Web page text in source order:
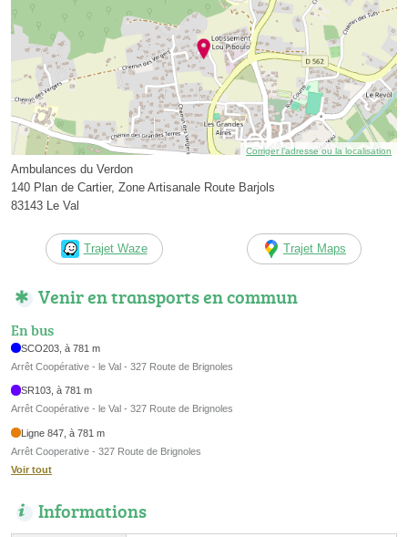
Corriger l’adresse ou la localisation
Ambulances du Verdon
140 Plan de Cartier, Zone Artisanale Route Barjols
83143 Le Val
Trajet Waze Trajet Maps
Venir en transports en commun
En bus
SCO203, à 781 m
Arrêt Coopérative - le Val - 327 Route de Brignoles
SR103, à 781 m
Arrêt Coopérative - le Val - 327 Route de Brignoles
Ligne 847, à 781 m
Arrêt Cooperative - 327 Route de Brignoles
Voir tout
Informations